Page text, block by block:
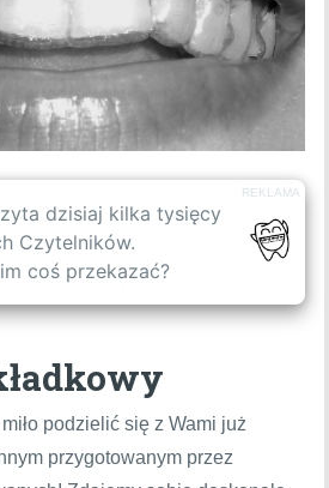
WPISY GOŚCINNE
OFERTA
KONTAKT
REKLAMA
dzisiaj kilka tysięcy
Czytelników.
coś przekazać?
podzielić się z Wami już
przygotowanym przez